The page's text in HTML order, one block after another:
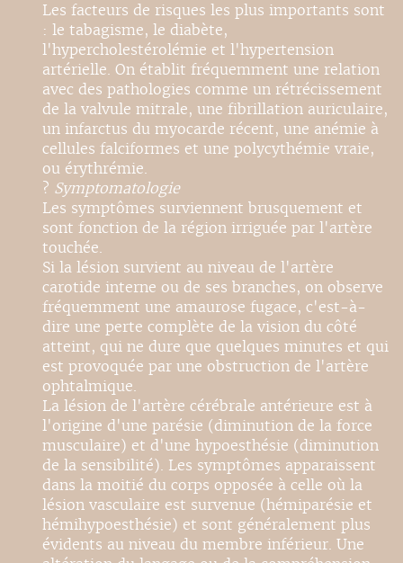
Les facteurs de risques les plus importants sont
: le tabagisme, le diabète,
l'hypercholestérolémie et l'hypertension
artérielle. On établit fréquemment une relation
avec des pathologies comme un rétrécissement
de la valvule mitrale, une fibrillation auriculaire,
un infarctus du myocarde récent, une anémie à
cellules falciformes et une polycythémie vraie,
ou érythrémie.
? Symptomatologie
Les symptômes surviennent brusquement et
sont fonction de la région irriguée par l'artère
touchée.
Si la lésion survient au niveau de l'artère
carotide interne ou de ses branches, on observe
fréquemment une amaurose fugace, c'est-à-
dire une perte complète de la vision du côté
atteint, qui ne dure que quelques minutes et qui
est provoquée par une obstruction de l'artère
ophtalmique.
La lésion de l'artère cérébrale antérieure est à
l'origine d'une parésie (diminution de la force
musculaire) et d'une hypoesthésie (diminution
de la sensibilité). Les symptômes apparaissent
dans la moitié du corps opposée à celle où la
lésion vasculaire est survenue (hémiparésie et
hémihypoesthésie) et sont généralement plus
évidents au niveau du membre inférieur. Une